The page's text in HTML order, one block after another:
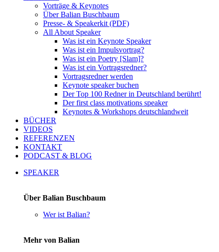
Vorträge & Keynotes
Über Balian Buschbaum
Presse- & Speakerkit (PDF)
All About Speaker
Was ist ein Keynote Speaker
Was ist ein Impulsvortrag?
Was ist ein Poetry [Slam]?
Was ist ein Vortragsredner?
Vortragsredner werden
Keynote speaker buchen
Der Top 100 Redner in Deutschland berührt!
Der first class motivations speaker
Keynotes & Workshops deutschlandweit
BÜCHER
VIDEOS
REFERENZEN
KONTAKT
PODCAST & BLOG
SPEAKER
Über Balian Buschbaum
Wer ist Balian?
Mehr von Balian